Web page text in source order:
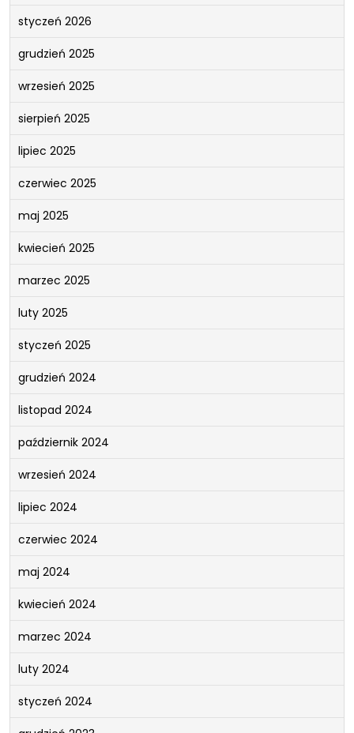
styczeń 2026
grudzień 2025
wrzesień 2025
sierpień 2025
lipiec 2025
czerwiec 2025
maj 2025
kwiecień 2025
marzec 2025
luty 2025
styczeń 2025
grudzień 2024
listopad 2024
październik 2024
wrzesień 2024
lipiec 2024
czerwiec 2024
maj 2024
kwiecień 2024
marzec 2024
luty 2024
styczeń 2024